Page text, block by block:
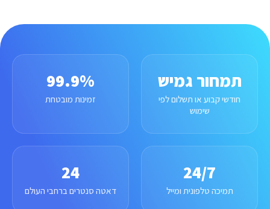
תמחור גמיש
חודשי קבוע או תשלום לפי
שימוש
99.9%
זמינות מובטחת
24/7
תמיכה טלפונית ומייל
24
דאטה סנטרים ברחבי העולם